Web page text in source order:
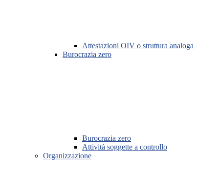
Attestazioni OIV o struttura analoga
Burocrazia zero
Burocrazia zero
Attività soggette a controllo
Organizzazione